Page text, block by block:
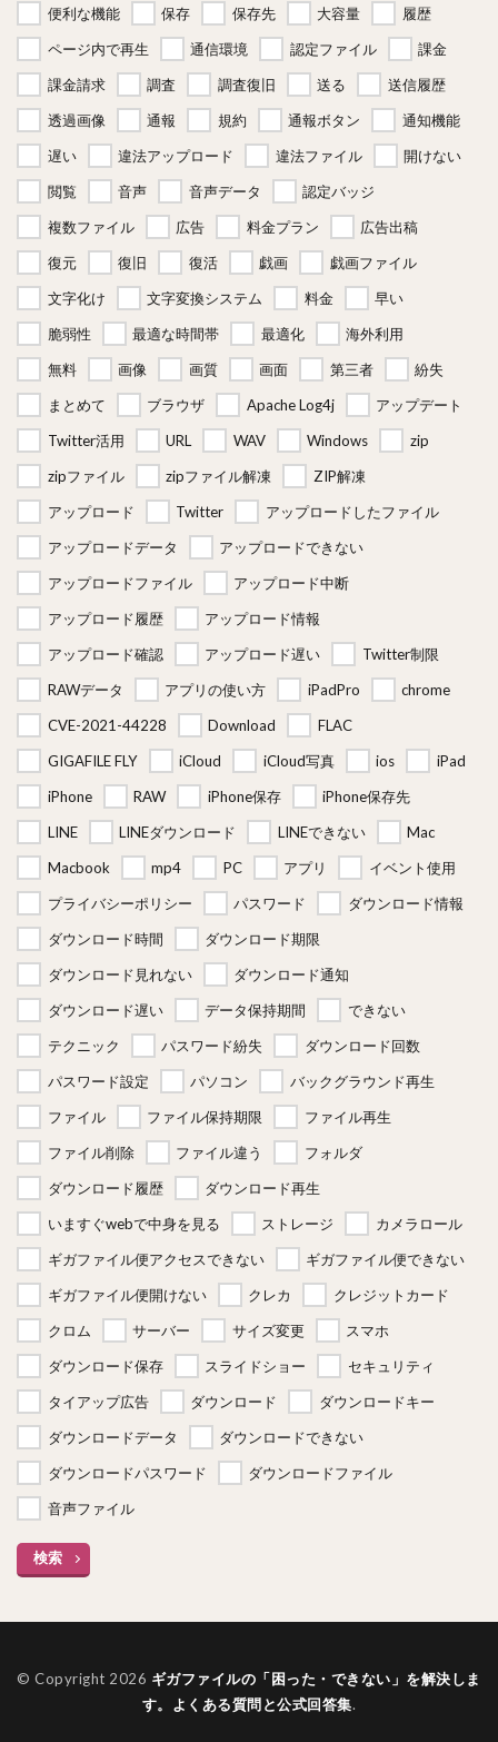
便利な機能
保存 保存先 大容量
履歴
ページ内で再生
通信環境 認定ファイル
課金
課金請求
調査 調査復旧 送る
送信履歴
透過画像
通報 規約 通報ボタン
通知機能
遅い
違法アップロード 違法ファイル
開けない
閲覧
音声 音声データ
認定バッジ
複数ファイル
広告 料金プラン
広告出稿
復元
復旧 復活 戯画
戯画ファイル
文字化け
文字変換システム 料金
早い
脆弱性
最適な時間帯 最適化
海外利用
無料
画像 画質 画面 第三者
紛失
まとめて
ブラウザ Apache Log4j
アップデート
Twitter活用
URL WAV Windows
zip
zipファイル
zipファイル解凍
ZIP解凍
アップロード
Twitter
アップロードしたファイル
アップロードデータ
アップロードできない
アップロードファイル
アップロード中断
アップロード履歴
アップロード情報
アップロード確認
アップロード遅い
Twitter制限
RAWデータ
アプリの使い方 iPadPro
chrome
CVE-2021-44228
Download
FLAC
GIGAFILE FLY
iCloud iCloud写真 ios
iPad
iPhone
RAW iPhone保存
iPhone保存先
LINE
LINEダウンロード LINEできない
Mac
Macbook
mp4 PC アプリ
イベント使用
プライバシーポリシー
パスワード
ダウンロード情報
ダウンロード時間
ダウンロード期限
ダウンロード見れない
ダウンロード通知
ダウンロード遅い
データ保持期間
できない
テクニック
パスワード紛失
ダウンロード回数
パスワード設定
パソコン
バックグラウンド再生
ファイル
ファイル保持期限
ファイル再生
ファイル削除
ファイル違う
フォルダ
ダウンロード履歴
ダウンロード再生
いますぐwebで中身を見る
ストレージ
カメラロール
ギガファイル便アクセスできない
ギガファイル便できない
ギガファイル便開けない
クレカ
クレジットカード
クロム
サーバー サイズ変更
スマホ
ダウンロード保存
スライドショー
セキュリティ
タイアップ広告
ダウンロード
ダウンロードキー
ダウンロードデータ
ダウンロードできない
ダウンロードパスワード
ダウンロードファイル
音声ファイル
検索
© Copyright 2026 ギガファイルの「困った・できない」を解決しま
す。よくある質問と公式回答集.